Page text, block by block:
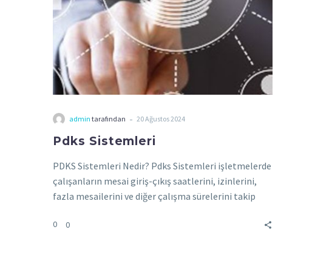
admin tarafından - 20 Ağustos 2024
Pdks Sistemleri
PDKS Sistemleri Nedir? Pdks Sistemleri işletmelerde
çalışanların mesai giriş-çıkış saatlerini, izinlerini,
fazla mesailerini ve diğer çalışma sürelerini takip
0 0